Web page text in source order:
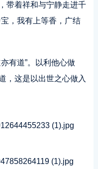
带着祥和与宁静走进千
，我有上等香，广结
有道”。以利他心做
，这是以出世之心做入